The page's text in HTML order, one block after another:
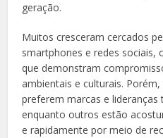
geração.
Muitos cresceram cercados
smartphones e redes sociais,
que demonstram
ambientais e culturais.
preferem marcas e lideranças
enquanto outros estão
e rapidamente por meio de